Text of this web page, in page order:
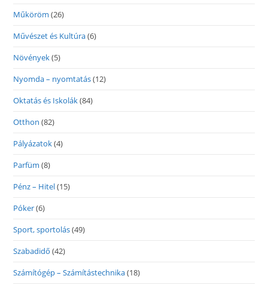
Műköröm (26)
Művészet és Kultúra(6)
Növények(5)
Nyomda – nyomtatás(12)
Oktatás és Iskolák(84)
Otthon (82)
Pályázatok(4)
Parfüm (8)
Pénz – Hitel(15)
Póker(6)
Sport, sportolás(49)
Szabadidő (42)
Számítógép – Számítástechnika(18)